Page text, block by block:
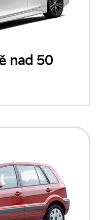
nad 50